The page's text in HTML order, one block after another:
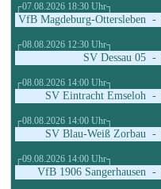
┌07.08.2026 18:30 Uhr┐
VfB Magdeburg-Ottersleben -
┌08.08.2026 12:30 Uhr┐
SV Dessau 05 -
┌08.08.2026 14:00 Uhr┐
SV Eintracht Emseloh -
┌08.08.2026 14:00 Uhr┐
SV Blau-Weiß Zorbau -
┌09.08.2026 14:00 Uhr┐
VfB 1906 Sangerhausen -